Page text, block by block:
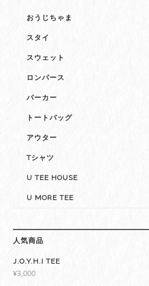
おうじちゃま
スタイ
スウェット
ロンパース
パーカー
トートバッグ
アウター
Tシャツ
U TEE HOUSE
U MORE TEE
人気商品
J.O.Y.H.I TEE
¥3,000